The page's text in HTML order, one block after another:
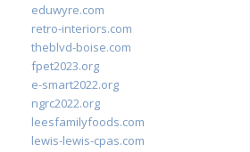
eduwyre.com
retro-interiors.com
theblvd-boise.com
fpet2023.org
e-smart2022.org
ngrc2022.org
leesfamilyfoods.com
lewis-lewis-cpas.com